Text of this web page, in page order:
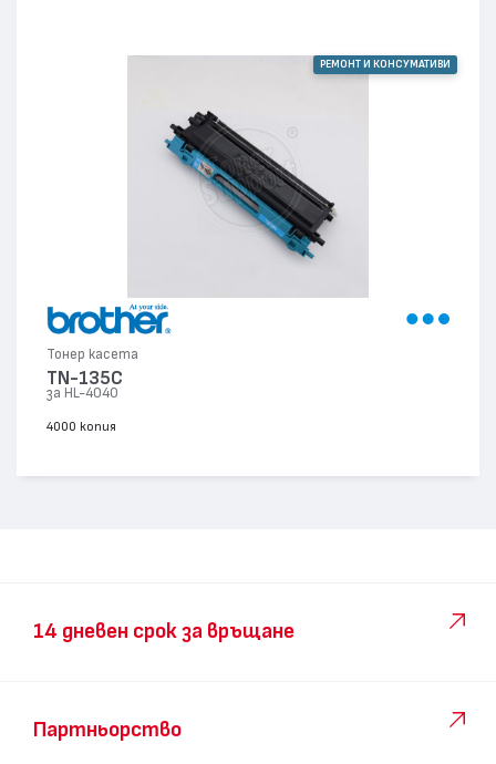
РЕМОНТ И КОНСУМАТИВИ
Тонер касета
TN-135C
за HL-4040
4000 копия
14 дневен срок за връщане
Партньорство